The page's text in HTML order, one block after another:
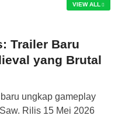
VIEW ALL
Trailer Baru
yang Brutal
ungkap gameplay
Rilis 15 Mei 2026